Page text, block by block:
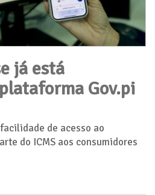
já está
Gov.pi
de acesso ao
do ICMS aos consumidores